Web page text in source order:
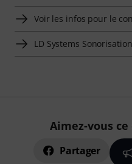
Voir les infos pour le
LD Systems
Aimez-vous ce
Partager